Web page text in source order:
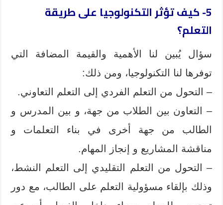
5- كيف تؤثر التكنولوجيا على طريقة
التعلم؟
سؤال يُبين لنا الأهمية والقيمة المضافة التي
توفرها لنا التكنولوجيا، ومن ذلك:
– التحول من التعلم الفردي إلى التعلم التعاوني.
– التعاون بين الطلاب من جهة، و بين المدرس و
الطالب من جهة أخرى في بناء التعلمات و
مناقشة المشاريع و إنجاز المهام.
– التحول من التعلم التقليدي إلى التعلم النشط،
وذلك بإلقاء مسؤولية التعلم على الطالب، مع دور